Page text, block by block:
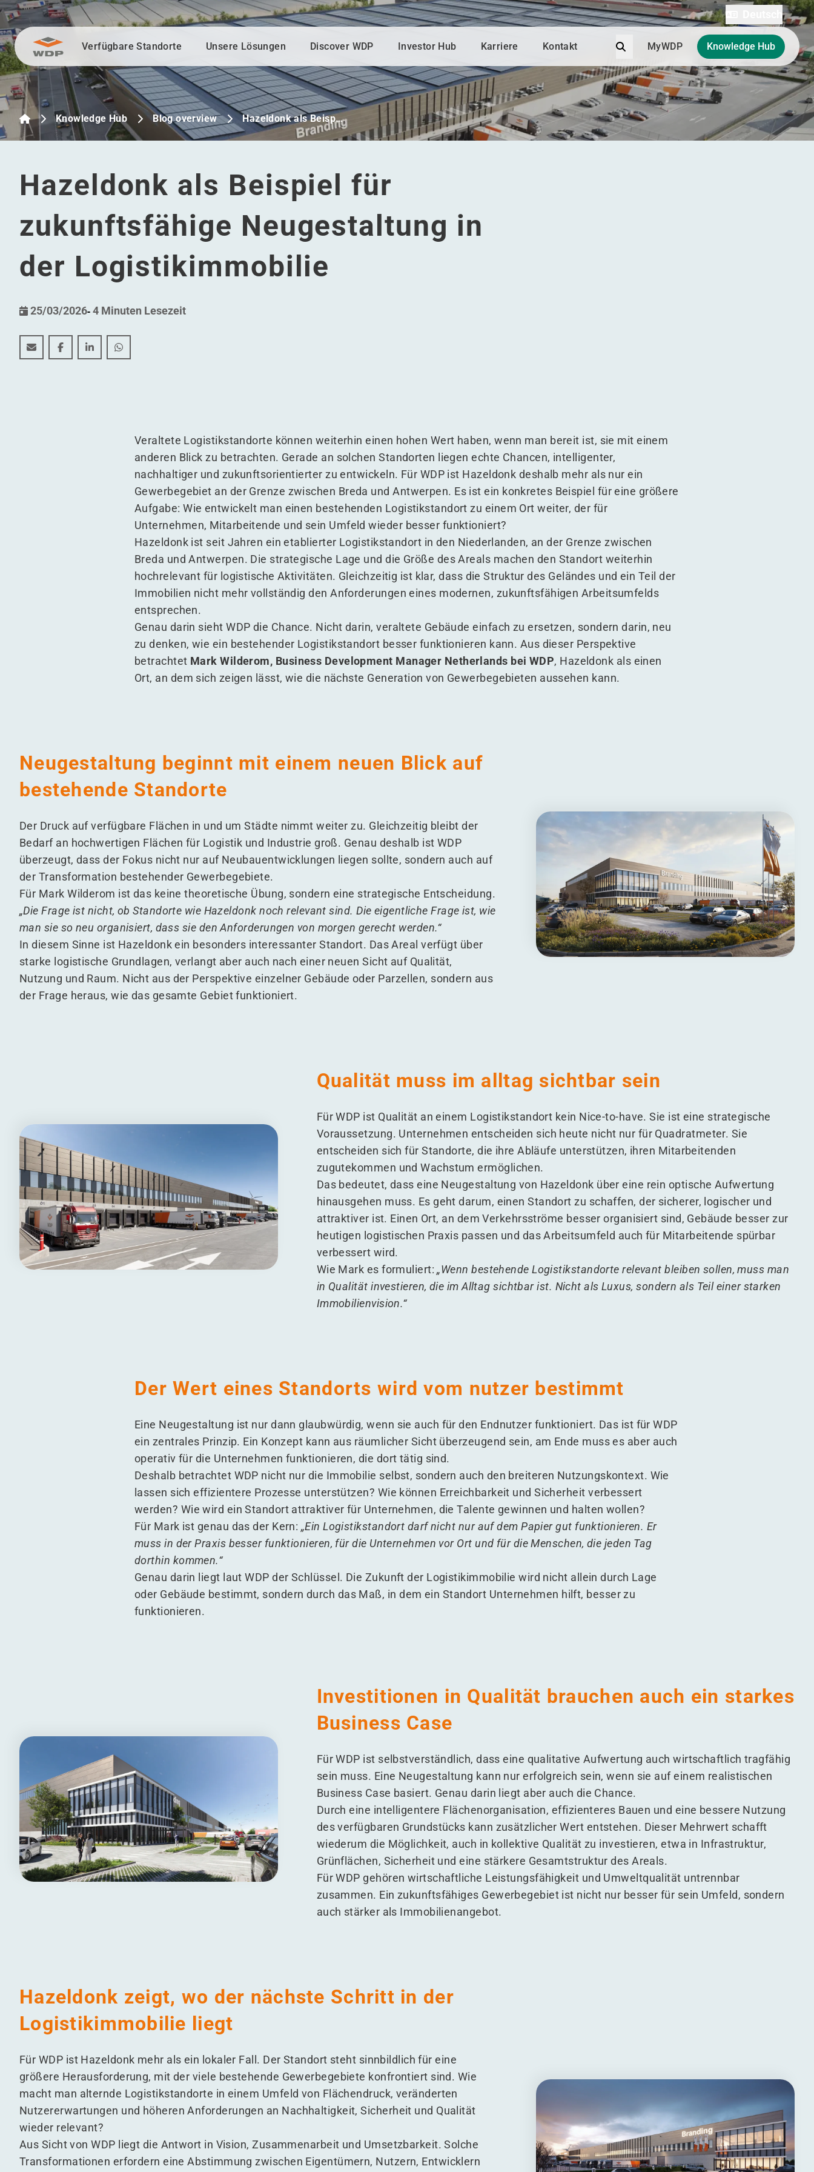
Zum Inhalt wechselnVerfügbare Standorte Unsere Lösungen Discover WDP Investor Hub Karriere Kontakt Suche
MyWDP Knowledge Hub
Knowledge Hub Blog overview Hazeldonk als Beisp…
Hazeldonk als Beispiel für
zukunftsfähige Neugestaltung in
der Logistikimmobilie
25/03/2026-4 Minuten Lesezeit
Hazeldonk als Beispiel für zukunftsfähige Neugestaltung in der Logistikimmobilie
Hazeldonk als Beispiel für zukunftsfähige Neugestaltung in der Logistikimmobilie
Hazeldonk als Beispiel für zukunftsfähige Neugestaltung in der Logistikimmobilie
Hazeldonk als Beispiel für zukunftsfähige Neugestaltung in der Logistikimmobilie
Veraltete Logistikstandorte können weiterhin einen hohen Wert haben, wenn man bereit ist, sie mit einem
anderen Blick zu betrachten. Gerade an solchen Standorten liegen echte Chancen, intelligenter,
nachhaltiger und zukunftsorientierter zu entwickeln. Für WDP ist Hazeldonk deshalb mehr als nur ein
Gewerbegebiet an der Grenze zwischen Breda und Antwerpen. Es ist ein konkretes Beispiel für eine größere
Aufgabe: Wie entwickelt man einen bestehenden Logistikstandort zu einem Ort weiter, der für
Unternehmen, Mitarbeitende und sein Umfeld wieder besser funktioniert?
Hazeldonk ist seit Jahren ein etablierter Logistikstandort in den Niederlanden, an der Grenze zwischen
Breda und Antwerpen. Die strategische Lage und die Größe des Areals machen den Standort weiterhin
hochrelevant für logistische Aktivitäten. Gleichzeitig ist klar, dass die Struktur des Geländes und ein Teil der
Immobilien nicht mehr vollständig den Anforderungen eines modernen, zukunftsfähigen Arbeitsumfelds
entsprechen.
Genau darin sieht WDP die Chance. Nicht darin, veraltete Gebäude einfach zu ersetzen, sondern darin, neu
zu denken, wie ein bestehender Logistikstandort besser funktionieren kann. Aus dieser Perspektive
betrachtet Mark Wilderom, Business Development Manager Netherlands bei WDP, Hazeldonk als einen
Ort, an dem sich zeigen lässt, wie die nächste Generation von Gewerbegebieten aussehen kann.
Neugestaltung beginnt mit einem neuen Blick auf
bestehende Standorte
Der Druck auf verfügbare Flächen in und um Städte nimmt weiter zu. Gleichzeitig bleibt der
Bedarf an hochwertigen Flächen für Logistik und Industrie groß. Genau deshalb ist WDP
überzeugt, dass der Fokus nicht nur auf Neubauentwicklungen liegen sollte, sondern auch auf
der Transformation bestehender Gewerbegebiete.
Für Mark Wilderom ist das keine theoretische Übung, sondern eine strategische Entscheidung.
„Die Frage ist nicht, ob Standorte wie Hazeldonk noch relevant sind. Die eigentliche Frage ist, wie
man sie so neu organisiert, dass sie den Anforderungen von morgen gerecht werden.“
In diesem Sinne ist Hazeldonk ein besonders interessanter Standort. Das Areal verfügt über
starke logistische Grundlagen, verlangt aber auch nach einer neuen Sicht auf Qualität,
Nutzung und Raum. Nicht aus der Perspektive einzelner Gebäude oder Parzellen, sondern aus
der Frage heraus, wie das gesamte Gebiet funktioniert.
Qualität muss im alltag sichtbar sein
Für WDP ist Qualität an einem Logistikstandort kein Nice-to-have. Sie ist eine strategische
Voraussetzung. Unternehmen entscheiden sich heute nicht nur für Quadratmeter. Sie
entscheiden sich für Standorte, die ihre Abläufe unterstützen, ihren Mitarbeitenden
zugutekommen und Wachstum ermöglichen.
Das bedeutet, dass eine Neugestaltung von Hazeldonk über eine rein optische Aufwertung
hinausgehen muss. Es geht darum, einen Standort zu schaffen, der sicherer, logischer und
attraktiver ist. Einen Ort, an dem Verkehrsströme besser organisiert sind, Gebäude besser zur
heutigen logistischen Praxis passen und das Arbeitsumfeld auch für Mitarbeitende spürbar
verbessert wird.
Wie Mark es formuliert:„Wenn bestehende Logistikstandorte relevant bleiben sollen, muss man
in Qualität investieren, die im Alltag sichtbar ist. Nicht als Luxus, sondern als Teil einer starken
Immobilienvision.“
Der Wert eines Standorts wird vom nutzer bestimmt
Eine Neugestaltung ist nur dann glaubwürdig, wenn sie auch für den Endnutzer funktioniert. Das ist für WDP
ein zentrales Prinzip. Ein Konzept kann aus räumlicher Sicht überzeugend sein, am Ende muss es aber auch
operativ für die Unternehmen funktionieren, die dort tätig sind.
Deshalb betrachtet WDP nicht nur die Immobilie selbst, sondern auch den breiteren Nutzungskontext. Wie
lassen sich effizientere Prozesse unterstützen? Wie können Erreichbarkeit und Sicherheit verbessert
werden? Wie wird ein Standort attraktiver für Unternehmen, die Talente gewinnen und halten wollen?
Für Mark ist genau das der Kern: „Ein Logistikstandort darf nicht nur auf dem Papier gut funktionieren. Er
muss in der Praxis besser funktionieren, für die Unternehmen vor Ort und für die Menschen, die jeden Tag
dorthin kommen.“
Genau darin liegt laut WDP der Schlüssel. Die Zukunft der Logistikimmobilie wird nicht allein durch Lage
oder Gebäude bestimmt, sondern durch das Maß, in dem ein Standort Unternehmen hilft, besser zu
funktionieren.
Investitionen in Qualität brauchen auch ein starkes
Business Case
Für WDP ist selbstverständlich, dass eine qualitative Aufwertung auch wirtschaftlich tragfähig
sein muss. Eine Neugestaltung kann nur erfolgreich sein, wenn sie auf einem realistischen
Business Case basiert. Genau darin liegt aber auch die Chance.
Durch eine intelligentere Flächenorganisation, effizienteres Bauen und eine bessere Nutzung
des verfügbaren Grundstücks kann zusätzlicher Wert entstehen. Dieser Mehrwert schafft
wiederum die Möglichkeit, auch in kollektive Qualität zu investieren, etwa in Infrastruktur,
Grünflächen, Sicherheit und eine stärkere Gesamtstruktur des Areals.
Für WDP gehören wirtschaftliche Leistungsfähigkeit und Umweltqualität untrennbar
zusammen. Ein zukunftsfähiges Gewerbegebiet ist nicht nur besser für sein Umfeld, sondern
auch stärker als Immobilienangebot.
Hazeldonk zeigt, wo der nächste Schritt in der
Logistikimmobilie liegt
Für WDP ist Hazeldonk mehr als ein lokaler Fall. Der Standort steht sinnbildlich für eine
größere Herausforderung, mit der viele bestehende Gewerbegebiete konfrontiert sind. Wie
macht man alternde Logistikstandorte in einem Umfeld von Flächendruck, veränderten
Nutzererwartungen und höheren Anforderungen an Nachhaltigkeit, Sicherheit und Qualität
wieder relevant?
Aus Sicht von WDP liegt die Antwort in Vision, Zusammenarbeit und Umsetzbarkeit. Solche
Transformationen erfordern eine Abstimmung zwischen Eigentümern, Nutzern, Entwicklern